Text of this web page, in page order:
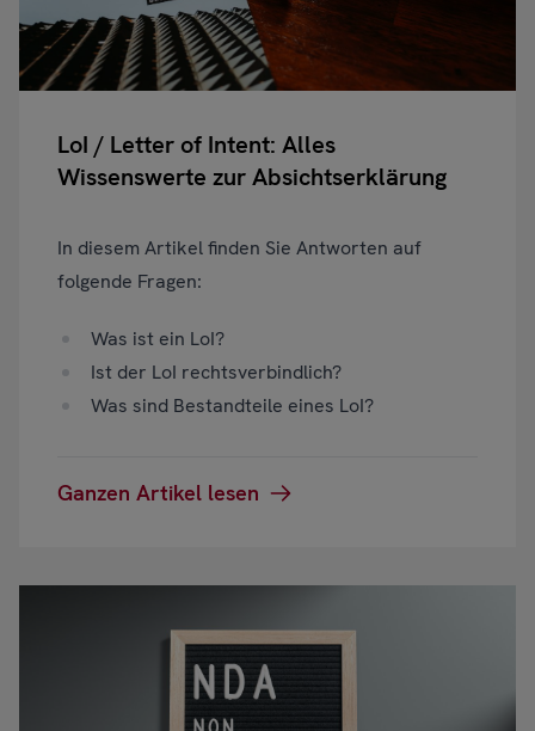
LoI / Letter of Intent: Alles
Wissenswerte zur Absichtserklärung
In diesem Artikel finden Sie Antworten auf
folgende Fragen:
Was ist ein LoI?
Ist der LoI rechtsverbindlich?
Was sind Bestandteile eines LoI?
Ganzen Artikel lesen